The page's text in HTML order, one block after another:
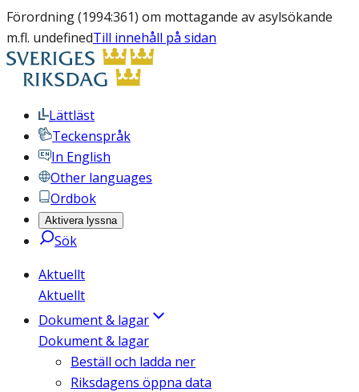
Förordning (1994:361) om mottagande av asylsökande
m.fl. undefinedTill innehåll på sidan
Lättläst
Teckenspråk
In English
Other languages
Ordbok
Aktivera lyssna
Sök
Aktuellt
Aktuellt
Dokument & lagar
Dokument & lagar
Beställ och ladda ner
Riksdagens öppna data